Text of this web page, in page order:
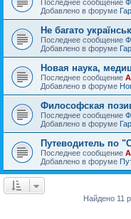
Последнее сообщение
Добавлено в форуме
Не багато
Последнее сообщение
Добавлено в форуме
Новая наука,
Последнее сообщение
Добавлено в форуме
Философская
Последнее сообщение
Добавлено в форуме
Путеводитель по
Последнее сообщение
Добавлено в форуме
Найдено 11